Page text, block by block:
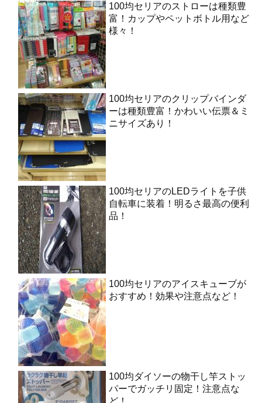
100均セリアのストローは種類豊
富！カップやペットボトル用など
様々！
100均セリアのクリップバインダ
ーは種類豊富！かわいい伝票＆ミ
ニサイズあり！
100均セリアのLEDライトを子供
自転車に装着！明るさ最高の便利
品！
100均セリアのアイスキューブが
おすすめ！効果や注意点など！
100均ダイソーの物干し竿ストッ
パーでガッチリ固定！注意点な
ど！